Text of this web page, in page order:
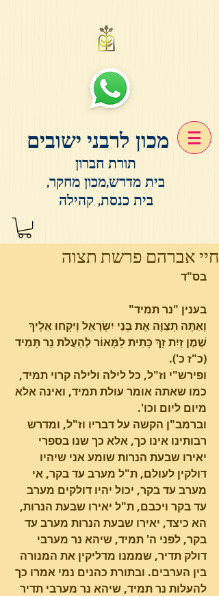
מכון לרבני ישובים
תורת חברון
בית מדרש,מכון מחקר,
בית כנסת, קהילה
חיי אברהם פרשת תצוה
בס"ד
בענין "נר תמיד"
וְאַתָּה תְּצַוֶּה אֶת בְּנֵי יִשְׂרָאֵל וְיִקְחוּ אֵלֶיךָ
שֶׁמֶן זַיִת זָךְ כָּתִית לַמָּאוֹר לְהַעֲלֹת נֵר תָּמִיד
(כ"ז כ').
ופירש"י וז"ל, כל לילה ולילה קרוי תמיד,
כמו שאתה אומר עולת תמיד, ואינה אלא
מיום ליום וכו'.
וברמב"ן הקשה על דבריו וז"ל, ומדרש
רבותינו אינו כך, אלא כך שנו בספרי
יאירו שבעת הנרות שומע אני שיהיו
דולקין לעולם, ת"ל מערב עד בקר, אי
מערב עד בקר, יכול יהיו דולקים מערב
עד בקר ויכבם, ת"ל יאירו שבעת הנרות,
הא כיצד, יאירו שבעת הנרות מערב עד
בקר, לפני ה' תמיד, שיהא נר מערבי
דולק תדיר, שממנו מדליקין את המנורה
בין הערבים. ובתורת כהנים נמי אמרו כך
להעלות נר תמיד, שיהא נר מערבי תדיר